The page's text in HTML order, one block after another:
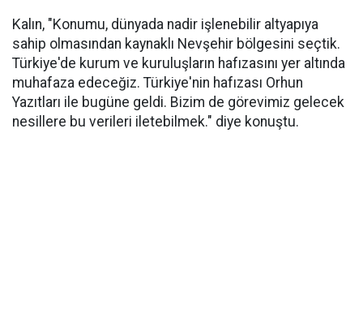
Kalın, "Konumu, dünyada nadir işlenebilir altyapıya
sahip olmasından kaynaklı Nevşehir bölgesini seçtik.
Türkiye'de kurum ve kuruluşların hafızasını yer altında
muhafaza edeceğiz. Türkiye'nin hafızası Orhun
Yazıtları ile bugüne geldi. Bizim de görevimiz gelecek
nesillere bu verileri iletebilmek." diye konuştu.